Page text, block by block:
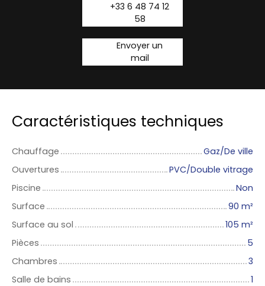
+33 6 48 74 12
58
Envoyer un
mail
Caractéristiques techniques
Chauffage
Gaz/De ville
Ouvertures
PVC/Double vitrage
Piscine
Non
Surface
90 m²
Surface au sol
105 m²
Pièces
5
Chambres
3
Salle de bains
1